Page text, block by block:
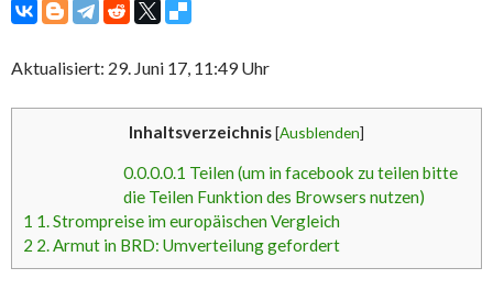
Aktualisiert: 29. Juni 17, 11:49 Uhr
Inhaltsverzeichnis[Ausblenden]
0.0.0.0.1 Teilen (um in facebook zu teilen bitte
die Teilen Funktion des Browsers nutzen)
1 1. Strompreise im europäischen Vergleich
2 2. Armut in BRD: Umverteilung gefordert